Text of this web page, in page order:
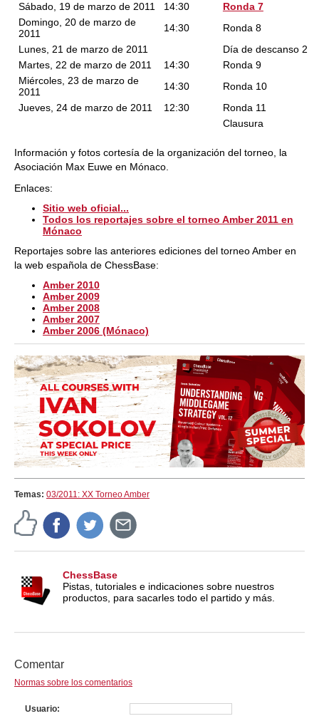
Sábado, 19 de marzo de 2011
14:30
Ronda 7
Domingo, 20 de marzo de
2011
14:30
Ronda 8
Lunes, 21 de marzo de 2011
Día de descanso 2
Martes, 22 de marzo de 2011
14:30
Ronda 9
Miércoles, 23 de marzo de
2011
14:30
Ronda 10
Jueves, 24 de marzo de 2011
12:30
Ronda 11
Clausura
Información y fotos cortesía de la organización del torneo, la
Asociación Max Euwe en Mónaco.
Enlaces:
Sitio web oficial...
Todos los reportajes sobre el torneo Amber 2011 en
Mónaco
Reportajes sobre las anteriores ediciones del torneo Amber en
la web española de ChessBase:
Amber 2010
Amber 2009
Amber 2008
Amber 2007
Amber 2006 (Mónaco)
Temas: 03/2011: XX Torneo Amber
ChessBase
Pistas, tutoriales e indicaciones sobre nuestros
productos, para sacarles todo el partido y más.
Comentar
Normas sobre los comentarios
Usuario